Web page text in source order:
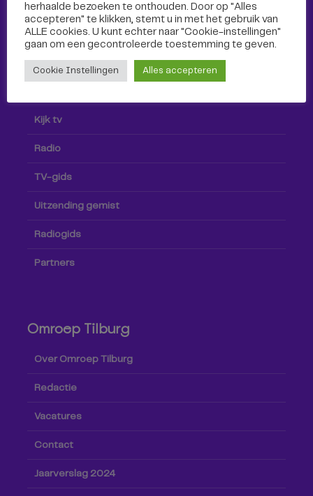
Kijk tv
Radio
TV-gids
Uitzending gemist
Radiogids
Partners
Omroep Tilburg
Over Omroep Tilburg
Redactie
Vacatures
Contact
Jaarverslag 2024
herhaalde bezoeken te onthouden. Door op "Alles
accepteren" te klikken, stemt u in met het gebruik van
ALLE cookies. U kunt echter naar "Cookie-instellingen"
gaan om een ​​gecontroleerde toestemming te geven.
Cookie Instellingen Alles accepteren